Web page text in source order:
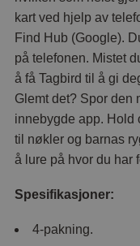
kart ved hjelp av
Find Hub (Google).
på telefonen. Mistet
å få Tagbird til å gi
Glemt det? Spor den
innebygde app. Hold
til nøkler og barnas
å lure på hvor du har
Spesifikasjoner:
4-pakning.